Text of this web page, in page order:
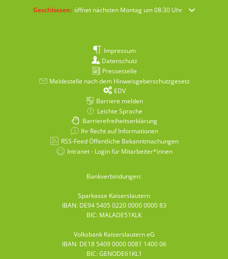
Klicken, um weitere Öffnungs- oder Schließzeiten auszublenden
Geschlossen: öffnet nächsten Montag um 08:30 Uhr
Impressum
Datenschutz
Pressestelle
Meldestelle nach dem Hinweisgeberschutzgesetz
EDV
Barriere melden
Leichte Sprache
Barrierefreiheitserklärung
Ihr Recht auf Informationen
RSS-Feed Öffentliche Bekanntmachungen
Intranet - Login für Mitarbeiter*innen
Bankverbindungen:
Sparkasse Kaiserslautern
IBAN: DE94 5405 0220 0000 0000 83
BIC: MALADE51KLK
Volksbank Kaiserslautern eG
IBAN: DE18 5409 0000 0081 1400 06
BIC: GENODE61KL1